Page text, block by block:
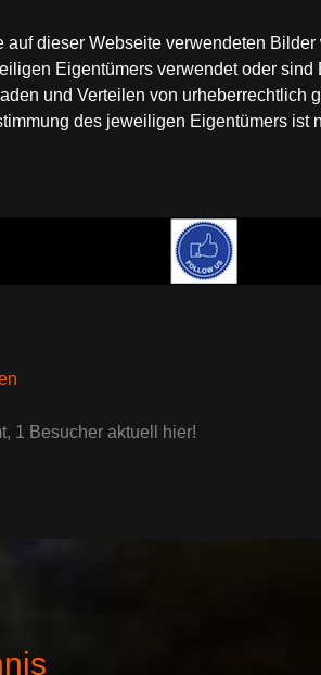
auf dieser Webseite verwendeten
Eigentümers verwendet oder sind
und Verteilen von urheberrechtlich
des jeweiligen Eigentümers ist
1 Besucher aktuell hier!